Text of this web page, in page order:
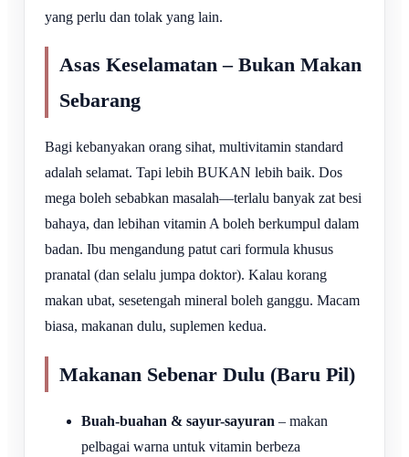
yang perlu dan tolak yang lain.
Asas Keselamatan – Bukan Makan
Sebarang
Bagi kebanyakan orang sihat, multivitamin standard
adalah selamat. Tapi lebih BUKAN lebih baik. Dos
mega boleh sebabkan masalah—terlalu banyak zat besi
bahaya, dan lebihan vitamin A boleh berkumpul dalam
badan. Ibu mengandung patut cari formula khusus
pranatal (dan selalu jumpa doktor). Kalau korang
makan ubat, sesetengah mineral boleh ganggu. Macam
biasa, makanan dulu, suplemen kedua.
Makanan Sebenar Dulu (Baru Pil)
Buah-buahan & sayur-sayuran – makan
pelbagai warna untuk vitamin berbeza